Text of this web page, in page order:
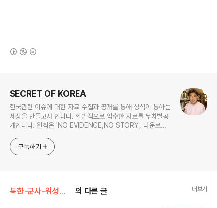
SECRET OF KOREA
한국관련 이슈에 대한 자료 수집과 공개를 통해 상식이 통하는
세상을 만들고자 합니다. 합법적으로 입수한 자료를 무차별공
개합니다. 원칙은 'NO EVIDENCE,NO STORY', 다운로드
jesim56@gmail.com, 안보일때는 구글리더나 RSS로!!
구독하기
북한-군사-위성사진 의 다른 글 더보기